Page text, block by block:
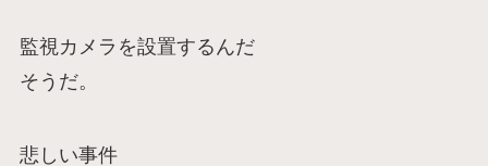
監視カメラを設置するんだ
そうだ。
悲しい事件